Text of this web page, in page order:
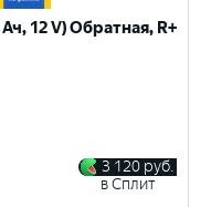
12 V) Обратная, R+
3 120 руб.
в Сплит